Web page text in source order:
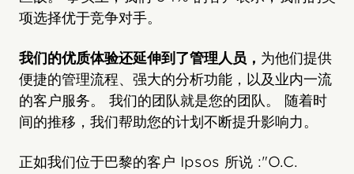
项选择优于竞争对手。
我们的优质体验还延伸到了管理人员， 为他们提供
便捷的管理流程、强大的分析功能，以及业内一流
的客户服务。 我们的团队就是您的团队。 随着时
间的推移，我们帮助您的计划不断提升影响力。
正如我们位于巴黎的客户 Ipsos 所说 :"O.C.